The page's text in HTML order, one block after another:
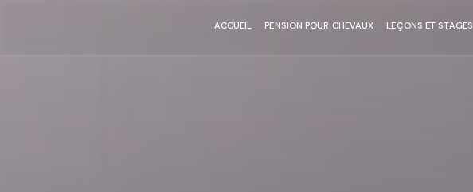
ACCUEIL PENSION POUR CHEVAUX LEÇONS ET STAGES